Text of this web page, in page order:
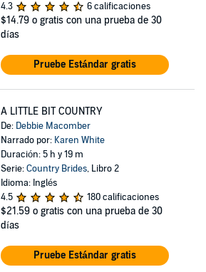
4.3
6 calificaciones
$14.79 o gratis con una prueba de 30
días
Pruebe Estándar gratis
A LITTLE BIT COUNTRY
De: Debbie Macomber
Narrado por: Karen White
Duración: 5 h y 19 m
Serie:Country Brides, Libro 2
Idioma: Inglés
4.5
180 calificaciones
$21.59 o gratis con una prueba de 30
días
Pruebe Estándar gratis